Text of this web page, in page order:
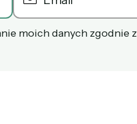
moich danych zgodnie z